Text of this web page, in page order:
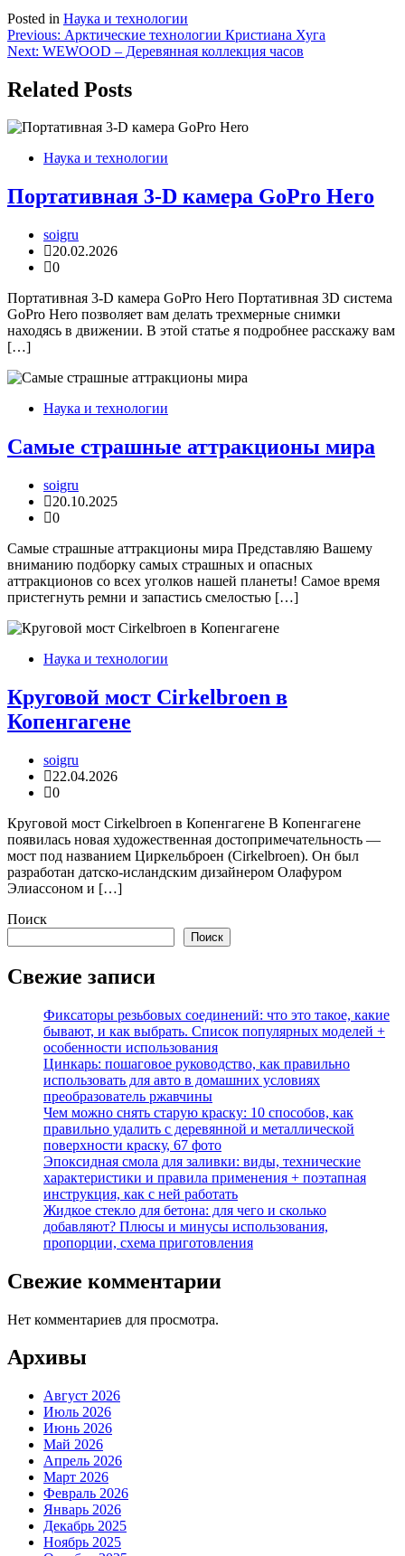
Posted in Наука и технологии
Навигация
по
записям
Previous: Арктические технологии Кристиана Хуга
Next: WEWOOD – Деревянная коллекция часов
Related Posts
Наука и технологии
Портативная 3-D камера GoPro Hero
soigru
20.02.2026
0
Портативная 3-D камера GoPro Hero Портативная 3D система
GoPro Hero позволяет вам делать трехмерные снимки
находясь в движении. В этой статье я подробнее расскажу вам
[…]
Наука и технологии
Самые страшные аттракционы мира
soigru
20.10.2025
0
Самые страшные аттракционы мира Представляю Вашему
вниманию подборку самых страшных и опасных
аттракционов со всех уголков нашей планеты! Самое время
пристегнуть ремни и запастись смелостью […]
Наука и технологии
Круговой мост Cirkelbroen в
Копенгагене
soigru
22.04.2026
0
Круговой мост Cirkelbroen в Копенгагене В Копенгагене
появилась новая художественная достопримечательность —
мост под названием Циркельброен (Cirkelbroen). Он был
разработан датско-исландским дизайнером Олафуром
Элиассоном и […]
Поиск
Поиск
Свежие записи
Фиксаторы резьбовых соединений: что это такое, какие
бывают, и как выбрать. Список популярных моделей +
особенности использования
Цинкарь: пошаговое руководство, как правильно
использовать для авто в домашних условиях
преобразователь ржавчины
Чем можно снять старую краску: 10 способов, как
правильно удалить с деревянной и металлической
поверхности краску, 67 фото
Эпоксидная смола для заливки: виды, технические
характеристики и правила применения + поэтапная
инструкция, как с ней работать
Жидкое стекло для бетона: для чего и сколько
добавляют? Плюсы и минусы использования,
пропорции, схема приготовления
Свежие комментарии
Нет комментариев для просмотра.
Архивы
Август 2026
Июль 2026
Июнь 2026
Май 2026
Апрель 2026
Март 2026
Февраль 2026
Январь 2026
Декабрь 2025
Ноябрь 2025